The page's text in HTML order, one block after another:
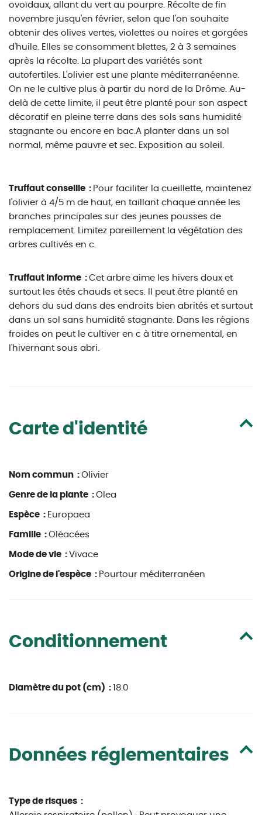
ovoïdaux, allant du vert au pourpre. Récolte de fin
novembre jusqu'en février, selon que l'on souhaite
obtenir des olives vertes, violettes ou noires et gorgées
d'huile. Elles se consomment blettes, 2 à 3 semaines
après la récolte. La plupart des variétés sont
autofertiles. L'olivier est une plante méditerranéenne.
On ne le cultive plus à partir du nord de la Drôme. Au-
delà de cette limite, il peut être planté pour son aspect
décoratif en pleine terre dans des sols sans humidité
stagnante ou encore en bac.A planter dans un sol
normal, même pauvre et sec. Exposition au soleil.
Truffaut conseille : Pour faciliter la cueillette, maintenez
l'olivier à 4/5 m de haut, en taillant chaque année les
branches principales sur des jeunes pousses de
remplacement. Limitez pareillement la végétation des
arbres cultivés en c.
Truffaut informe : Cet arbre aime les hivers doux et
surtout les étés chauds et secs. Il peut être planté en
dehors du sud dans des endroits bien abrités et surtout
dans un sol sans humidité stagnante. Dans les régions
froides on peut le cultiver en c à titre ornemental, en
l'hivernant sous abri.
Carte d'identité
Nom commun : Olivier
Genre de la plante : Olea
Espèce : Europaea
Famille : Oléacées
Mode de vie : Vivace
Origine de l'espèce : Pourtour méditerranéen
Conditionnement
Diamètre du pot (cm) : 18.0
Données réglementaires
Type de risques :